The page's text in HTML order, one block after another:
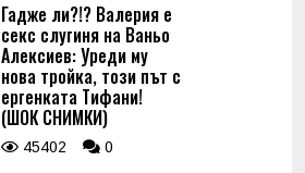
Гадже ли?!? Валерия е
секс слугиня на Ваньо
Алексиев: Уреди му
нова тройка, този път с
ергенката Тифани!
(ШОК СНИМКИ)
45402 0